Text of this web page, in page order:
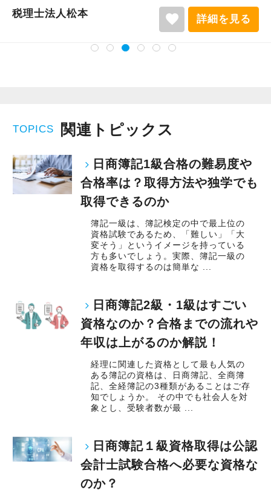
税理士法人松本 favorite 詳細を見る
TOPICS 関連トピックス
日商簿記1級合格の難易度や
合格率は？取得方法や独学でも
取得できるのか
簿記一級は、簿記検定の中で最上位の
資格試験であるため、「難しい」「大
変そう」というイメージを持っている
方も多いでしょう。実際、簿記一級の
資格を取得するのは簡単な ...
日商簿記2級・1級はすごい
資格なのか？合格までの流れや
年収は上がるのか解説！
経理に関連した資格として最も人気の
ある簿記の資格は、日商簿記、全商簿
記、全経簿記の3種類があることはご存
知でしょうか。 その中でも社会人を対
象とし、受験者数が最 ...
日商簿記１級資格取得は公認
会計士試験合格へ必要な資格な
のか？